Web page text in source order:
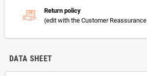
Return policy
(edit with the Customer
DATA SHEET